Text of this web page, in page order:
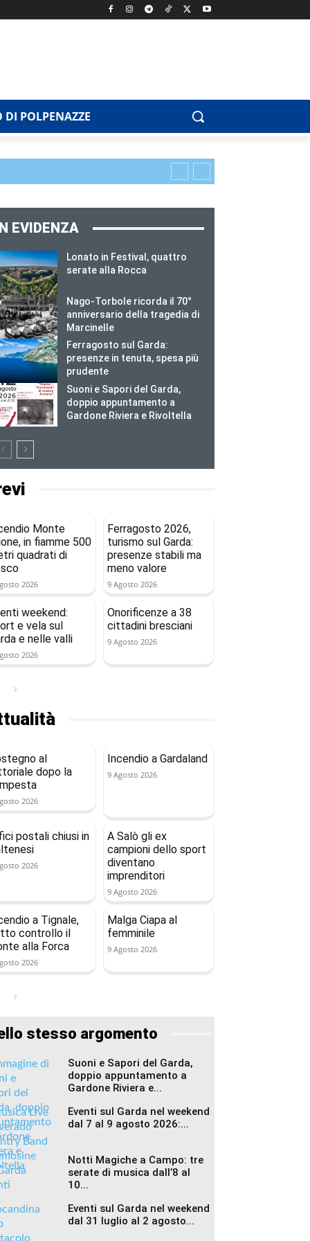
DI POLPENAZZE
EVIDENZA
Lonato in Festival, quattro
serate alla Rocca
Nago-Torbole ricorda il 70°
anniversario della tragedia di
Marcinelle
Ferragosto sul Garda:
presenze in tenuta, spesa più
prudente
Suoni e Sapori del Garda,
doppio appuntamento a
Gardone Riviera e Rivoltella
Monte
in fiamme 500
quadrati di
2026
Ferragosto 2026,
turismo sul Garda:
presenze stabili ma
meno valore
9 Agosto 2026
weekend:
e vela sul
e nelle valli
2026
Onorificenze a 38
cittadini bresciani
9 Agosto 2026
al
dopo la
2026
Incendio a Gardaland
9 Agosto 2026
postali chiusi in
2026
A Salò gli ex
campioni dello sport
diventano
imprenditori
9 Agosto 2026
a Tignale,
controllo il
alla Forca
2026
Malga Ciapa al
femminile
9 Agosto 2026
stesso argomento
Suoni e Sapori del Garda,
doppio appuntamento a
Gardone Riviera e...
Eventi sul Garda nel weekend
dal 7 al 9 agosto 2026:...
Notti Magiche a Campo: tre
serate di musica dall’8 al
10...
Eventi sul Garda nel weekend
dal 31 luglio al 2 agosto...